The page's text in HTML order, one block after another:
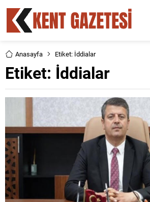
Anasayfa Etiket: İddialar
Etiket: İddialar